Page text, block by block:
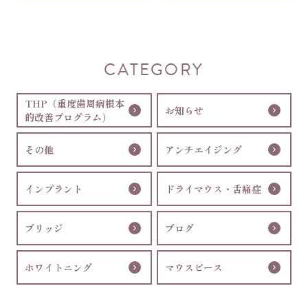
CATEGORY
THP（重度歯周病根本
的改善プログラム）
お知らせ
その他 アンチエイジング
インプラント ドライマウス・舌痛症
ブリッジ ブログ
ホワイトニング マウスピース